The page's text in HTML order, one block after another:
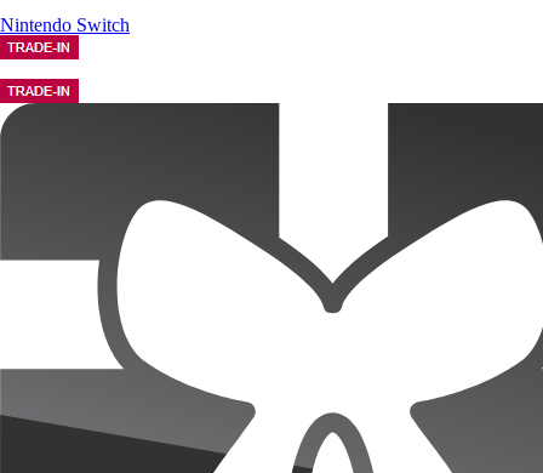
Nintendo Switch